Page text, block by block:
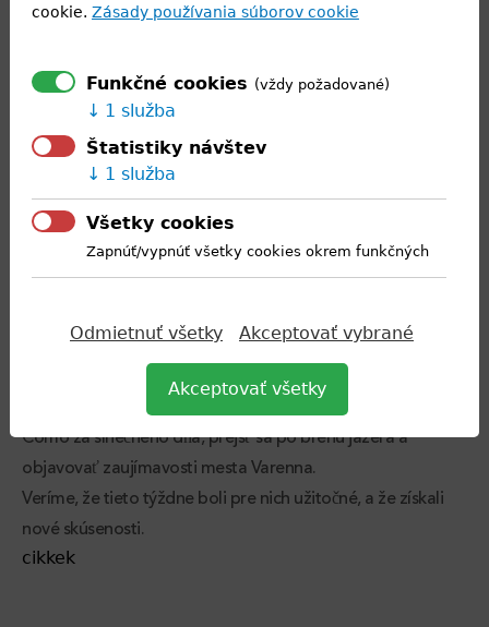
talianskych reštauráciách (Gestione Mense Florence, Gatto
hotelovej siete B&amp;B. Študenti mali možnosť precvičiť si
vítanie hostí nielen na hotelových
recepciách v centre Milána, ale aj v Monze, ktorá je známa
pretekami Formule 1. Počas dvoch
čas na individuálne a skupinové
voľnočasové aktivity. Okrem získania nových skúseností v
Scala, hrad Sforzesco, kanál Navigli
a mnoho ďalších zaujímavých miest. Počas pobytu mali tiež
možnosť obdivovať krásu jazera
Como za slnečného dňa, prejsť sa po brehu jazera a
objavovať zaujímavosti mesta Varenna.
Veríme, že tieto týždne boli pre nich užitočné, a že získali
nové skúsenosti.
cikkek
cookie. Zásady používania súborov cookie
Funkčné cookies (vždy požadované)
1 služba
Štatistiky návštev
1 služba
Všetky cookies
Zapnúť/vypnúť všetky cookies okrem funkčných
Odmietnuť všetky Akceptovať vybrané
Akceptovať všetky